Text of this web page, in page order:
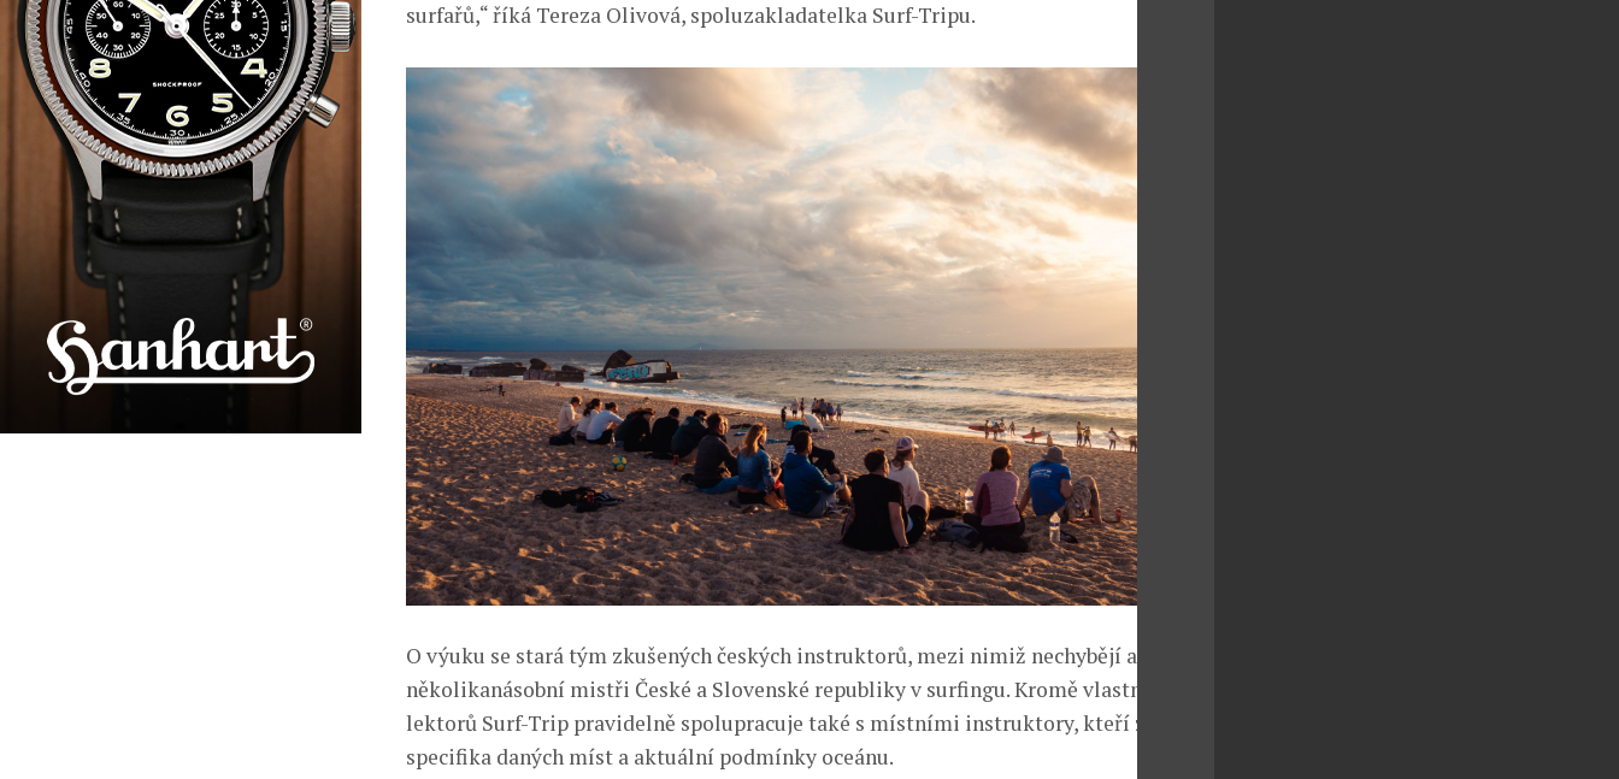
surfařů,“ říká Tereza Olivová, spoluzakladatelka Surf-Tripu.
O výuku se stará tým zkušených českých instruktorů, mezi nimiž nechybějí ani
několikanásobní mistři České a Slovenské republiky v surfingu. Kromě vlastních
lektorů Surf-Trip pravidelně spolupracuje také s místními instruktory, kteří znají
specifika daných míst a aktuální podmínky oceánu.